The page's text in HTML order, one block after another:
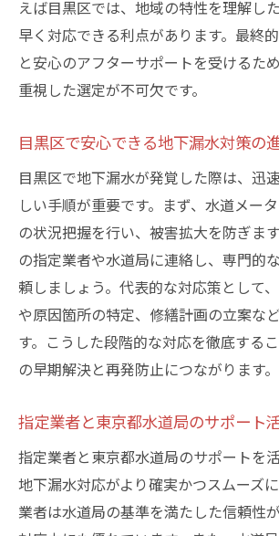
えば目黒区では、地域の特性を理解し
早く対応できる利点があります。最終
と安心のアフターサポートを受けるた
重視した選定が不可欠です。
目黒区で安心できる地下漏水対策の
目黒区で地下漏水が発覚した際は、迅
しい手順が重要です。まず、水道メー
の状況把握を行い、被害拡大を防ぎま
の指定業者や水道局に連絡し、専門的
頼しましょう。代表的な対応策として
や原因箇所の特定、修繕計画の立案な
す。こうした段階的な対応を徹底する
の早期解決と再発防止につながります。
指定業者と東京都水道局のサポート
指定業者と東京都水道局のサポートを活
地下漏水対応がより確実かつスムーズ
業者は水道局の基準を満たした信頼性